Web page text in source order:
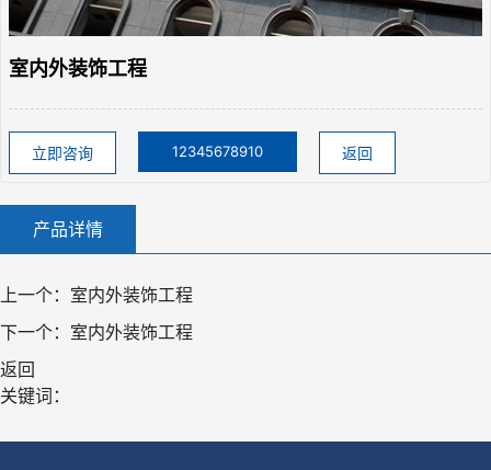
室内外装饰工程
立即咨询 12345678910 返回
产品详情
上一个： 室内外装饰工程
下一个： 室内外装饰工程
返回
关键词：
微信号：